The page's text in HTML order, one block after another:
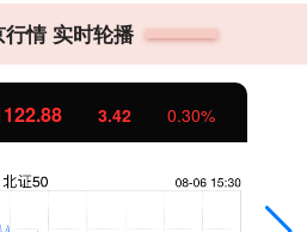
行情 实时轮播
3.42 0.30%